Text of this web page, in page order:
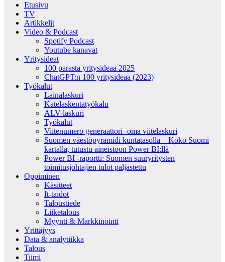
Etusivu
TV
Artikkelit
Video & Podcast
Spotify Podcast
Youtube kanavat
Yritysideat
100 parasta yritysideaa 2025
ChatGPT:n 100 yritysideaa (2023)
Työkalut
Lainalaskuri
Katelaskentatyökalu
ALV-laskuri
Työkalut
Viitenumero generaattori -oma viitelaskuri
Suomen väestöpyramidi kuntatasolla – Koko Suomi
kartalla, tutustu aineistoon Power BI:llä
Power BI -raportti: Suomen suuryritysten
toimitusjohtajien tulot paljastettu
Oppiminen
Käsitteet
It-taidot
Taloustiede
Liiketalous
Myynti & Markkinointi
Yrittäjyys
Data & analytiikka
Talous
Tiimi